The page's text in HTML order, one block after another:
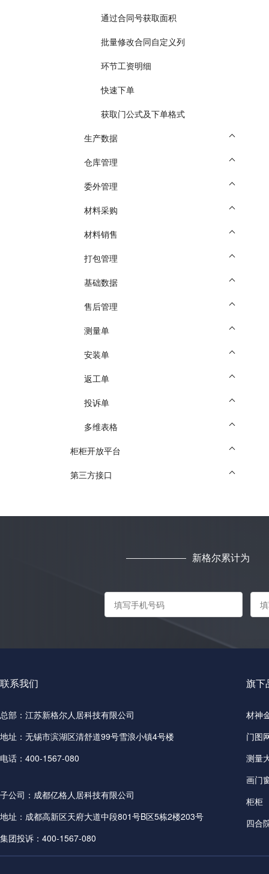
通过合同号获取面积
批量修改合同自定义列
环节工资明细
快速下单
获取门公式及下单格式
生产数据
仓库管理
委外管理
材料采购
材料销售
打包管理
基础数据
售后管理
测量单
安装单
返工单
投诉单
多维表格
柜柜开放平台
第三方接口
新格尔累计为
联系我们
总部：江苏新格尔人居科技有限公司
地址：无锡市滨湖区清舒道99号雪浪小镇4号楼
电话：400-1567-080
子公司：成都亿格人居科技有限公司
地址：成都高新区天府大道中段801号B区5栋2楼203号
集团投诉：400-1567-080
旗下
材神
门图
测量
画门
柜柜
四合